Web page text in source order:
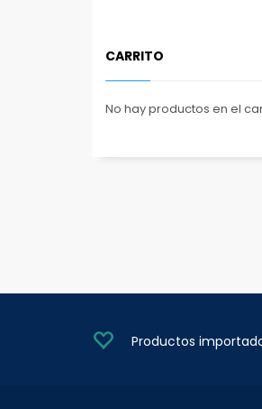
CARRITO
No hay productos en el
Productos